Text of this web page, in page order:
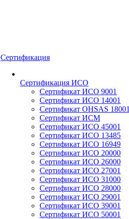
Сертификация
Сертификация ИСО
Сертификат ИСО 9001
Сертификат ИСО 14001
Сертификат OHSAS 18001
Сертификат ИСМ
Сертификат ИСО 45001
Сертификат ИСО 13485
Сертификат ИСО 16949
Сертификат ИСО 20000
Сертификат ИСО 26000
Сертификат ИСО 27001
Сертификат ИСО 31000
Сертификат ИСО 28000
Сертификат ИСО 29001
Сертификат ИСО 39001
Сертификат ИСО 50001